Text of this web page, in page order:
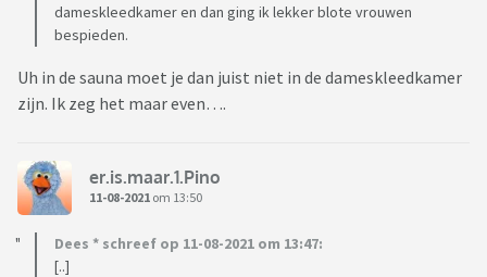
dameskleedkamer en dan ging ik lekker blote vrouwen
bespieden.
Uh in de sauna moet je dan juist niet in de dameskleedkamer
zijn. Ik zeg het maar even….
er.is.maar.1.Pino
11-08-2021 om 13:50
Dees * schreef op 11-08-2021 om 13:47:
[..]